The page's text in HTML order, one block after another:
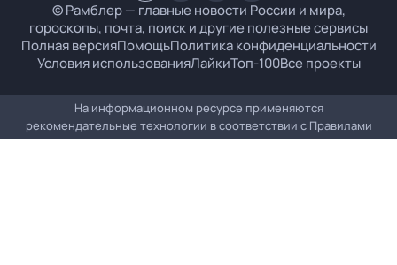
© Рамблер — главные новости России и мира,
гороскопы, почта, поиск и другие полезные сервисы
Полная версияПомощьПолитика конфиденциальности
Условия использованияЛайкиТоп-100Все проекты
На информационном ресурсе применяются
рекомендательные технологии в соответствии с Правилами